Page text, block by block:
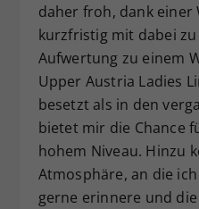
daher froh, dank einer
kurzfristig mit dabei
Aufwertung zu einem
Upper Austria Ladies
besetzt als in den
bietet mir die Chance
hohem Niveau. Hinzu
Atmosphäre, an die
gerne erinnere und